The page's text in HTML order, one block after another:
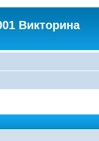
Викторина